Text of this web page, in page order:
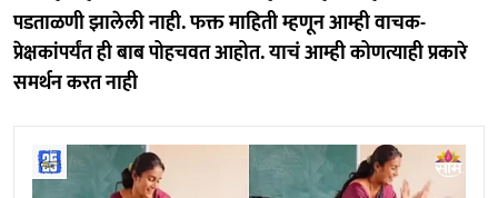
पडताळणी झालेली नाही. फक्त माहिती म्हणून आम्ही वाचक-
प्रेक्षकांपर्यंत ही बाब पोहचवत आहोत. याचं आम्ही कोणत्याही प्रकारे
समर्थन करत नाही